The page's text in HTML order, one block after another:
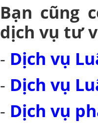
Bạn cũng
dịch vụ tư
- Dịch vụ
- Dịch vụ
- Dịch vụ